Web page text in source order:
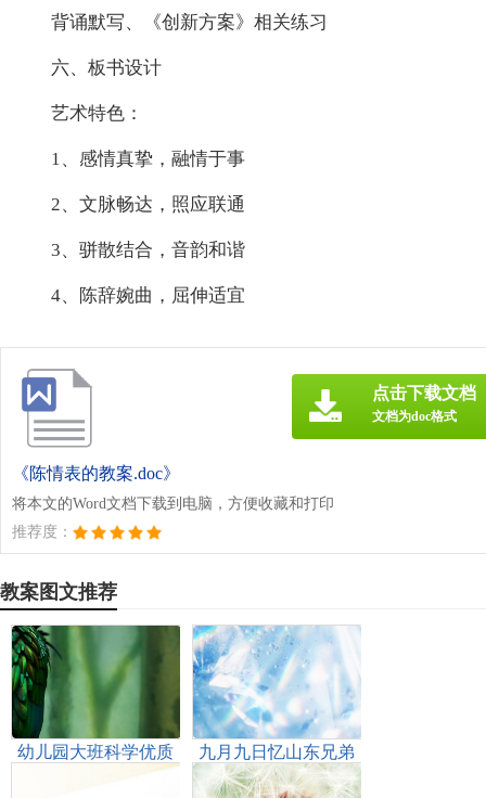
背诵默写、《创新方案》相关练习
六、板书设计
艺术特色：
1、感情真挚，融情于事
2、文脉畅达，照应联通
3、骈散结合，音韵和谐
4、陈辞婉曲，屈伸适宜
《陈情表的教案.doc》
将本文的Word文档下载到电脑，方便收藏和打印
推荐度：
点击下载文档
文档为doc格式
教案图文推荐
幼儿园大班科学优质
课教案《盐的力量》
九月九日忆山东兄弟
教案优秀